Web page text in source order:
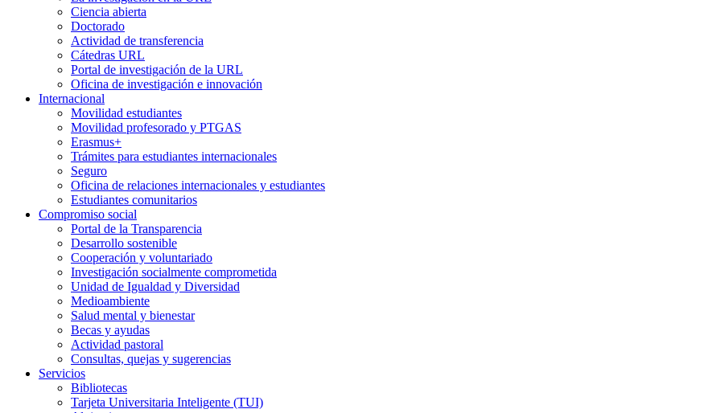
Ciencia abierta
Doctorado
Actividad de transferencia
Cátedras URL
Portal de investigación de la URL
Oficina de investigación e innovación
Internacional
Movilidad estudiantes
Movilidad profesorado y PTGAS
Erasmus+
Trámites para estudiantes internacionales
Seguro
Oficina de relaciones internacionales y estudiantes
Estudiantes comunitarios
Compromiso social
Portal de la Transparencia
Desarrollo sostenible
Cooperación y voluntariado
Investigación socialmente comprometida
Unidad de Igualdad y Diversidad
Medioambiente
Salud mental y bienestar
Becas y ayudas
Actividad pastoral
Consultas, quejas y sugerencias
Servicios
Bibliotecas
Tarjeta Universitaria Inteligente (TUI)